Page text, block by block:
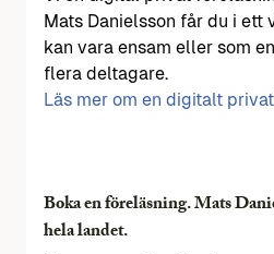
Mats Danielsson får du i ett
kan vara ensam eller som
flera deltagare.
Läs mer om en digitalt
Boka en föreläsning. Mats
hela landet.